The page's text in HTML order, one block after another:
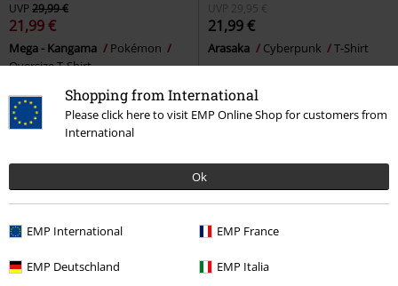
Shopping from International
Please click here to visit EMP Online Shop for customers from
International
Ok
EMP International EMP France
EMP Deutschland EMP Italia
UVP29,99 €
21,99 €
Mega - Kangama
Pokémon
Oversize T-Shirt
UVP 29,95 €
21,99 €
Arasaka Cyberpunk T-Shirt